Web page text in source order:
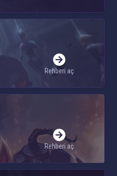
Rehberi aç
Rehberi aç